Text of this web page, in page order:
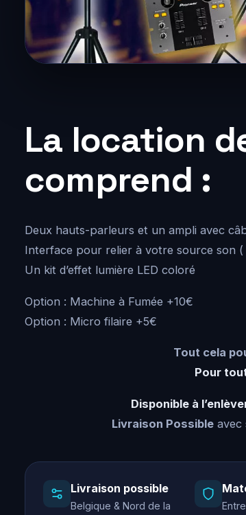
La location
comprend :
Deux hauts-parleurs et un ampli avec
Interface pour relier à votre source son
Un kit d’effet lumière LED coloré
Option : Machine à Fumée +10€
Option : Micro filaire +5€
Tout cela
Pour
Disponible à
Livraison Possibleavec
Livraison possible
Belgique & Nord de la